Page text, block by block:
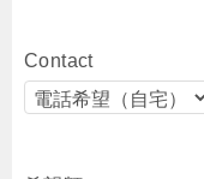
Contact